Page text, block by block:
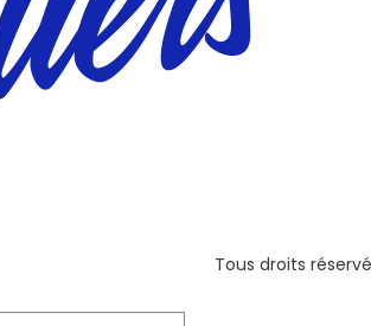
Tous droits